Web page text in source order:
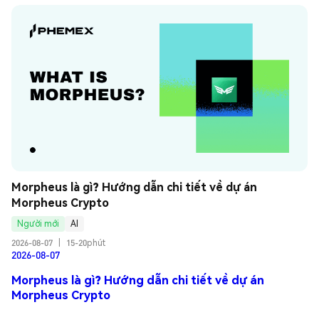
Morpheus là gì? Hướng dẫn chi tiết về dự án
Morpheus Crypto
Người mới
AI
2026-08-07
15-20phút
2026-08-07
Morpheus là gì? Hướng dẫn chi tiết về dự án
Morpheus Crypto